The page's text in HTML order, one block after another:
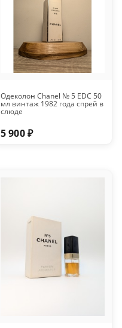
Одеколон Chanel № 5 EDC 50
мл винтаж 1982 года спрей в
слюде
5 900 ₽